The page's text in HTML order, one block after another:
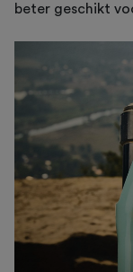
beter geschikt